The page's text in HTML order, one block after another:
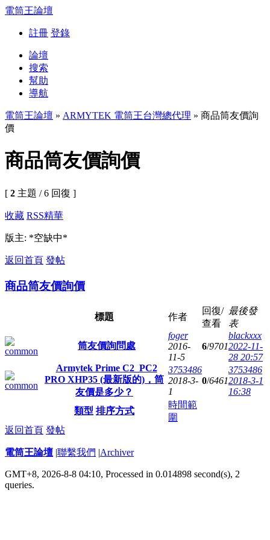
電筒王論壇
註冊 登錄
論壇
搜索
幫助
導航
電筒王論壇 » ARMYTEK 電筒王台灣總代理 » 商品筒友價詢
價
商品筒友價詢價
[ 2 主題 / 6 回復 ]
收藏 RSS精華
版主: *空缺中*
返回首頁 發帖
商品筒友價詢價
標題 作者
回復/
查看
最後發
表
筒友價詢問處
foger
2016-
11-5
6/9701
blackxxx
2022-11-
28 20:57
Armytek Prime C2_PC2
PRO XHP35 (最新版的)，筒
友價是多少？
3753486
2018-3-
1
0/6461
3753486
2018-3-1
16:38
類型 排序方式
時間範
圍
返回首頁 發帖
電筒王論壇 |聯繫我們 |Archiver
GMT+8, 2026-8-8 04:10, Processed in 0.014898 second(s), 2
queries.